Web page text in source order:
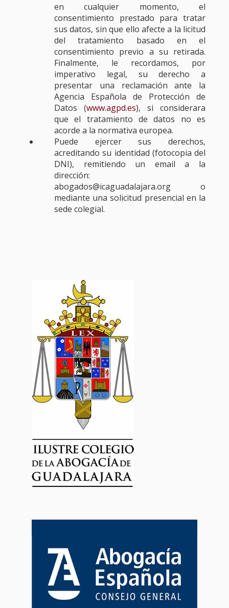
en cualquier momento, el
consentimiento prestado para tratar
sus datos, sin que ello afecte a la licitud
del tratamiento basado en el
consentimiento previo a su retirada.
Finalmente, le recordamos, por
imperativo legal, su derecho a
presentar una reclamación ante la
Agencia Española de Protección de
Datos (www.agpd.es), si considerara
que el tratamiento de datos no es
acorde a la normativa europea.
Puede ejercer sus derechos,
acreditando su identidad (fotocopia del
DNI), remitiendo un email a la
dirección:
abogados@icaguadalajara.org o
mediante una solicitud presencial en la
sede colegial.